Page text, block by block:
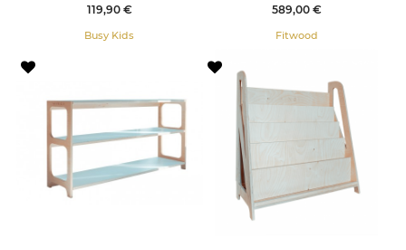
Prezzo
119,90 €
Busy Kids
Prezzo
589,00 €
Fitwood